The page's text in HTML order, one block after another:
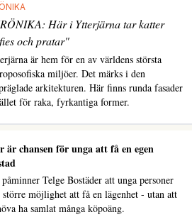
Här i Ytterjärna tar katter
och pratar"
är hem för en av världens största
miljöer. Det märks i den
arkitekturen. Här finns runda fasader
för raka, fyrkantiga former.
är chansen för unga att få en egen
Telge Bostäder att unga personer
större möjlighet att få en lägenhet - utan att
ha samlat många köpoäng.